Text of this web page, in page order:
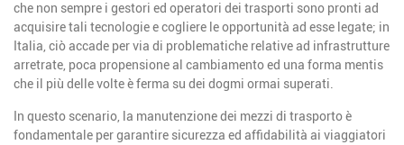
che non sempre i gestori ed operatori dei trasporti sono pronti ad
acquisire tali tecnologie e cogliere le opportunità ad esse legate; in
Italia, ciò accade per via di problematiche relative ad infrastrutture
arretrate, poca propensione al cambiamento ed una forma mentis
che il più delle volte è ferma su dei dogmi ormai superati.
In questo scenario, la manutenzione dei mezzi di trasporto è
fondamentale per garantire sicurezza ed affidabilità ai viaggiatori